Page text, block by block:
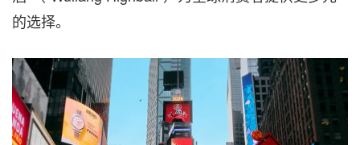
的选择。